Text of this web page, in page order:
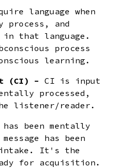
language when
process, and
in that language.
process
learning.
(CI) - CI is input
processed,
listener/reader.
been mentally
has been
It's the
for acquisition.